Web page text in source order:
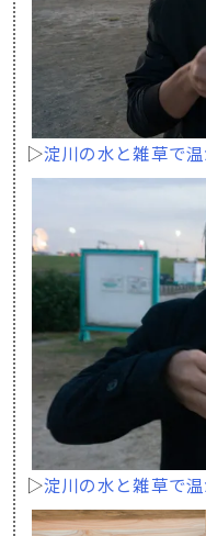
▷淀川の水と雑草で
▷淀川の水と雑草で